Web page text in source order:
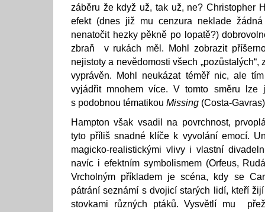
záběru že když už, tak už, ne? Christopher
efekt (dnes již mu cenzura neklade
nenatočit hezky pěkně po lopatě?)
zbraň v rukách měl. Mohl zobrazit
nejistoty a nevědomosti všech
vyprávěn. Mohl neukázat téměř nic, ale
vyjádřit mnohem více. V tomto směru lze
s podobnou tématikou Missing (Costa-
Hampton však vsadil na povrchnost,
tyto příliš snadné klíče k vyvolání emocí.
magicko-realistickými vlivy i vlastní
navíc i efektním symbolismem (Orfeus,
Vrcholným příkladem je scéna, kdy se
pátrání seznámí s dvojicí starých lidí, kteří
stovkami různých ptáků. Vysvětlí mu